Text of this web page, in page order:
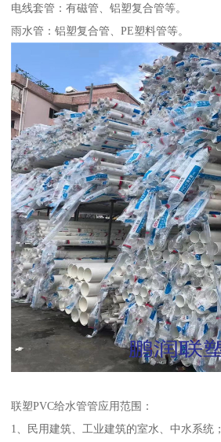
电线套管：有磁管、铝塑复合管等。
雨水管：铝塑复合管、PE塑料管等。
联塑PVC给水管管应用范围：
1、民用建筑、工业建筑的室水、中水系统；